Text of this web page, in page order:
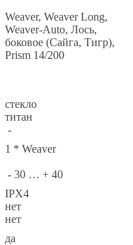
Weaver, Weaver Long,
Weaver-Auto, Лось,
боковое (Сайга, Тигр),
Prism 14/200
стекло
титан
-
1 * Weaver
- 30 … + 40
IPX4
нет
нет
да